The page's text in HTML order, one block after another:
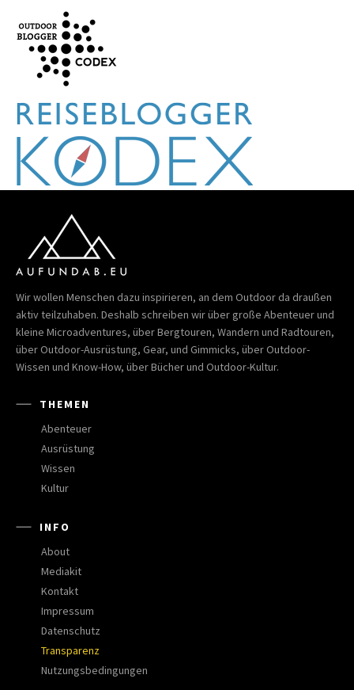
Wir wollen Menschen dazu inspirieren, an dem Outdoor da draußen
aktiv teilzuhaben. Deshalb schreiben wir über große Abenteuer und
kleine Microadventures, über Bergtouren, Wandern und Radtouren,
über Outdoor-Ausrüstung, Gear, und Gimmicks, über Outdoor-
Wissen und Know-How, über Bücher und Outdoor-Kultur.
THEMEN
Abenteuer
Ausrüstung
Wissen
Kultur
INFO
About
Mediakit
Kontakt
Impressum
Datenschutz
Transparenz
Nutzungsbedingungen